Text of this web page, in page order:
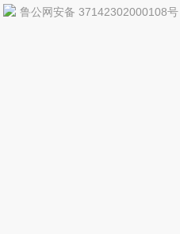
鲁公网安备 37142302000108号